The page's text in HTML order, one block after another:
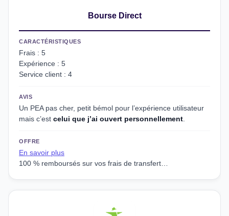
Bourse Direct
CARACTÉRISTIQUES
Frais : 5
Expérience : 5
Service client : 4
AVIS
Un PEA pas cher, petit bémol pour l’expérience utilisateur
mais c’est celui que j’ai ouvert personnellement
OFFRE
En savoir plus
100 % remboursés sur vos frais de transfert…